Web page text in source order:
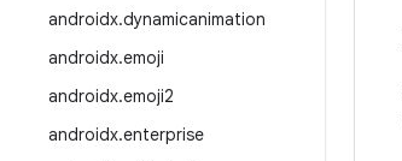
androidx.dynamicanimation
androidx.emoji
androidx.emoji2
androidx.enterprise